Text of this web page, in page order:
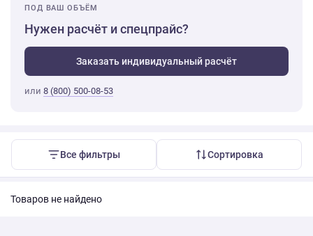
ПОД ВАШ ОБЪЁМ
Нужен расчёт и спецпрайс?
Заказать индивидуальный расчёт
или 8 (800) 500-08-53
Все фильтры Сортировка
Товаров не найдено